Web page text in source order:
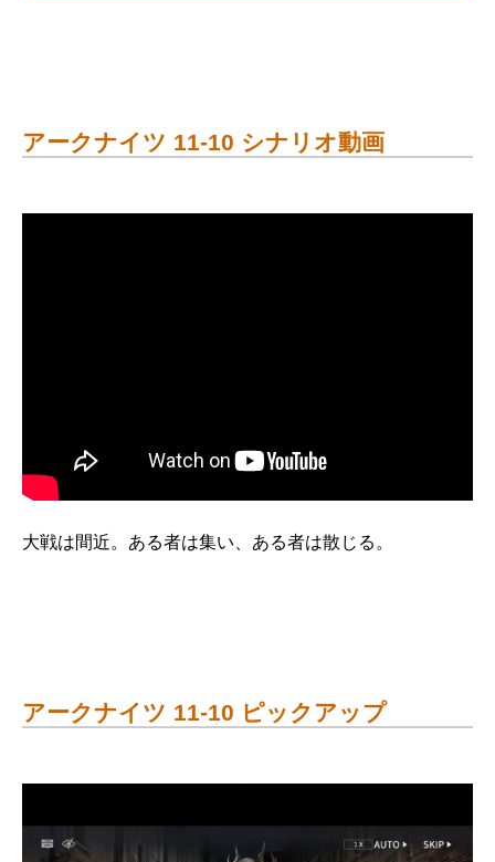
アークナイツ 11-10 シナリオ動画
大戦は間近。ある者は集い、ある者は散じる。
アークナイツ 11-10 ピックアップ